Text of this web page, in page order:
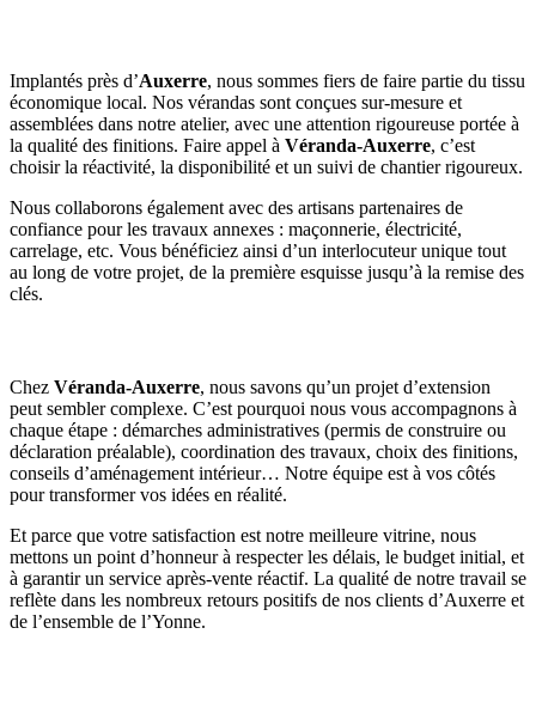
Implantés près d’Auxerre, nous sommes fiers de faire partie du tissu
économique local. Nos vérandas sont conçues sur-mesure et
assemblées dans notre atelier, avec une attention rigoureuse portée à
la qualité des finitions. Faire appel à Véranda-Auxerre, c’est
choisir la réactivité, la disponibilité et un suivi de chantier rigoureux.
Nous collaborons également avec des artisans partenaires de
confiance pour les travaux annexes : maçonnerie, électricité,
carrelage, etc. Vous bénéficiez ainsi d’un interlocuteur unique tout
au long de votre projet, de la première esquisse jusqu’à la remise des
clés.
Chez Véranda-Auxerre, nous savons qu’un projet d’extension
peut sembler complexe. C’est pourquoi nous vous accompagnons à
chaque étape : démarches administratives (permis de construire ou
déclaration préalable), coordination des travaux, choix des finitions,
conseils d’aménagement intérieur… Notre équipe est à vos côtés
pour transformer vos idées en réalité.
Et parce que votre satisfaction est notre meilleure vitrine, nous
mettons un point d’honneur à respecter les délais, le budget initial, et
à garantir un service après-vente réactif. La qualité de notre travail se
reflète dans les nombreux retours positifs de nos clients d’Auxerre et
de l’ensemble de l’Yonne.